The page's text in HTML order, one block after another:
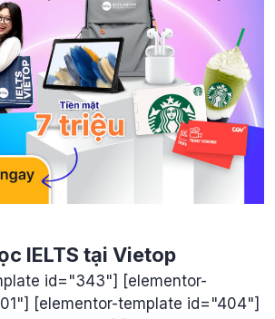
IELTS tại Vietop
id="343"] [elementor-
[elementor-template id="404"]